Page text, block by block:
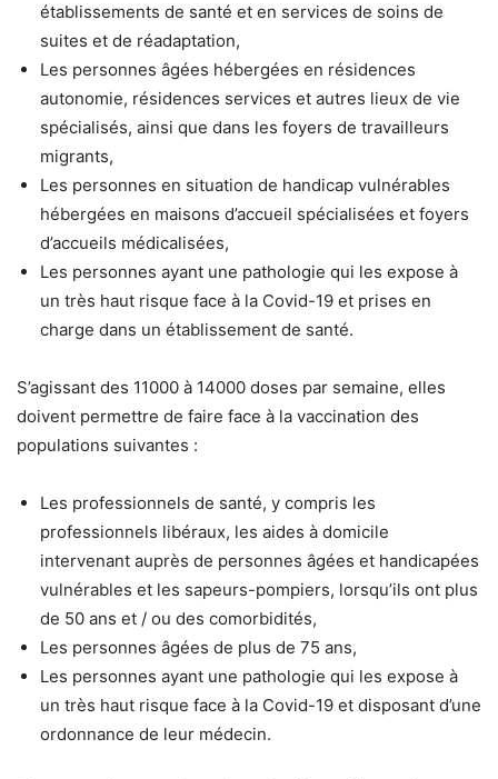
établissements de santé et en services de soins de
suites et de réadaptation,
Les personnes âgées hébergées en résidences
autonomie, résidences services et autres lieux de vie
spécialisés, ainsi que dans les foyers de travailleurs
migrants,
Les personnes en situation de handicap vulnérables
hébergées en maisons d’accueil spécialisées et foyers
d’accueils médicalisées,
Les personnes ayant une pathologie qui les expose à
un très haut risque face à la Covid-19 et prises en
charge dans un établissement de santé.
S’agissant des 11000 à 14000 doses par semaine, elles
doivent permettre de faire face à la vaccination des
populations suivantes :
Les professionnels de santé, y compris les
professionnels libéraux, les aides à domicile
intervenant auprès de personnes âgées et handicapées
vulnérables et les sapeurs-pompiers, lorsqu’ils ont plus
de 50 ans et / ou des comorbidités,
Les personnes âgées de plus de 75 ans,
Les personnes ayant une pathologie qui les expose à
un très haut risque face à la Covid-19 et disposant d’une
ordonnance de leur médecin.